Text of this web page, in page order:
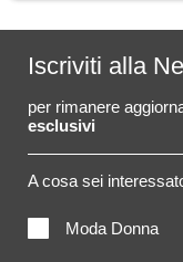
Iscriviti alla
per rimanere
esclusivi
A cosa sei
Moda Donna